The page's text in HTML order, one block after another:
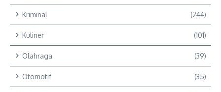
Kriminal (244)
Kuliner (101)
Olahraga (39)
Otomotif (35)